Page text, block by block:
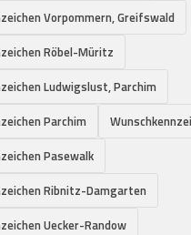
Vorpommern, Greifswald
Röbel-Müritz
Ludwigslust, Parchim
Parchim
Pasewalk
Ribnitz-Damgarten
Uecker-Randow